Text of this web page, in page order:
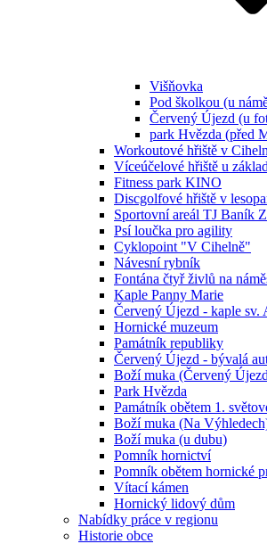
Višňovka
Pod školkou (u
Červený Újezd (u
park Hvězda (před
Workoutové hřiště v
Víceúčelové hřiště u
Fitness park KINO
Discgolfové hřiště v
Sportovní areál TJ Baník
Psí loučka pro agility
Cyklopoint "V Cihelně"
Návesní rybník
Fontána čtyř živlů na
Kaple Panny Marie
Červený Újezd - kaple sv.
Hornické muzeum
Památník republiky
Červený Újezd - bývalá
Boží muka (Červený
Park Hvězda
Památník obětem 1.
Boží muka (Na
Boží muka (u dubu)
Pomník hornictví
Pomník obětem hornické
Vítací kámen
Hornický lidový dům
Nabídky práce v regionu
Historie obce